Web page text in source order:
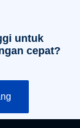
untuk
cepat?